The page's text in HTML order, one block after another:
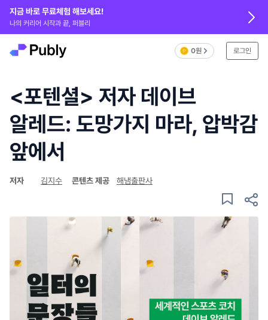
지금 바로 무료체험 해보세요!
나의 커리어 시작과 끝, 퍼블리
0원 로그인
<포텐셜> 저자 데이브
알레드: 도망가지 마라, 압박감
앞에서
저자 김지수 콘텐츠 제공 해냄출판사